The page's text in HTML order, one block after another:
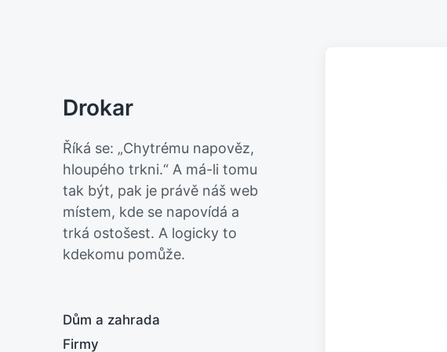
Drokar
Říká se: „Chytrému napověz,
hloupého trkni.“ A má-li tomu
tak být, pak je právě náš web
místem, kde se napovídá a
trká ostošest. A logicky to
kdekomu pomůže.
Dům a zahrada
Firmy